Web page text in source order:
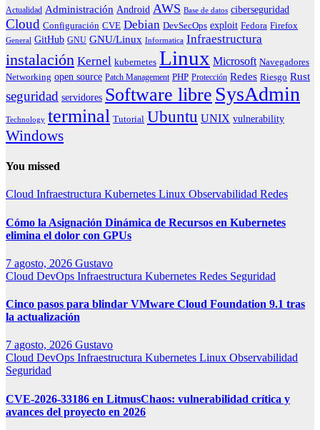
Actualidad Administración Android AWS Base de datos ciberseguridad
Cloud Configuración CVE Debian DevSecOps exploit Fedora Firefox
General GitHub GNU GNU/Linux Informatica Infraestructura
instalación Kernel kubernetes Linux Microsoft Navegadores
Networking open source Patch Management PHP Protección Redes Riesgo Rust
seguridad servidores Software libre SysAdmin
Technology terminal Tutorial Ubuntu UNIX vulnerability
Windows
You missed
Cloud Infraestructura Kubernetes Linux Observabilidad Redes
Cómo la Asignación Dinámica de Recursos en Kubernetes
elimina el dolor con GPUs
7 agosto, 2026 Gustavo
Cloud DevOps Infraestructura Kubernetes Redes Seguridad
Cinco pasos para blindar VMware Cloud Foundation 9.1 tras
la actualización
7 agosto, 2026 Gustavo
Cloud DevOps Infraestructura Kubernetes Linux Observabilidad
Seguridad
CVE-2026-33186 en LitmusChaos: vulnerabilidad crítica y
avances del proyecto en 2026